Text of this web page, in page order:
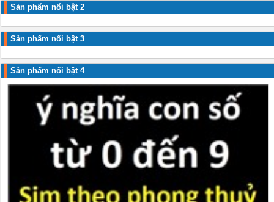
Sản phẩm nổi bật 2
Sản phẩm nổi bật 3
Sản phẩm nổi bật 4